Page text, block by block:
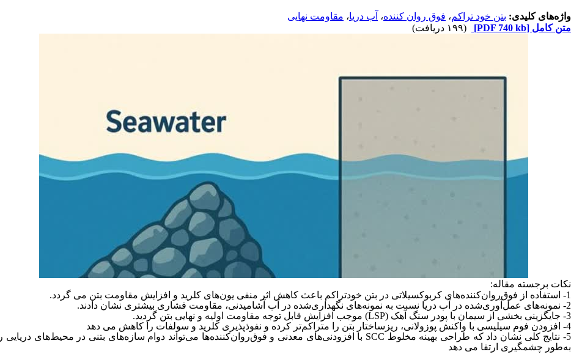
واژه‌های کلیدی: بتن خود تراکم، فوق روان کننده، آب دریا، مقاومت نهایی
متن کامل [PDF 740 kb] (۱۹۹ دریافت)
نکات برجسته مقاله:
1- استفاده از فوق‌روان‌کننده‌های کربوکسیلاتی در بتن خودتراکم باعث کاهش اثر منفی یون‌های کلرید و افزایش
مقاومت بتن می گردد.
2- نمونه‌های عمل‌آوری‌شده در آب دریا نسبت به نمونه‌های نگهداری‌شده در آب آشامیدنی، مقاومت فشاری بیشتری نشان دادند.
3- جایگزینی بخشی از سیمان با پودر سنگ آهک (
LSP) موجب افزایش قابل توجه مقاومت اولیه و نهایی بتن گردید.
4- افزودن فوم سیلیسی با واکنش پوزولانی، ریزساختار بتن را متراکم‌تر کرده و نفوذپذیری کلرید و سولفات را کاهش می دهد
5- نتایج کلی نشان داد که طراحی بهینه مخلوط
SCC با افزودنی‌های معدنی و فوق‌روان‌کننده‌ها می‌تواند دوام سازه‌های بتنی در محیط‌های دریایی را
به‌طور چشمگیری ارتقا می دهد